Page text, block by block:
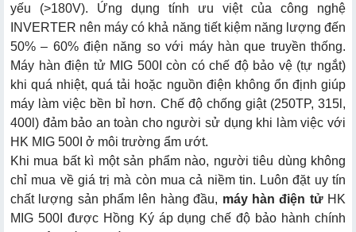
yếu (>180V). Ứng dụng tính ưu việt của công nghệ
INVERTER nên máy có khả năng tiết kiệm năng lượng đến
50% – 60% điện năng so với máy hàn que truyền thống.
Máy hàn điện tử MIG 500I còn có chế độ bảo vệ (tự ngắt)
khi quá nhiệt, quá tải hoặc nguồn điện không ổn định giúp
máy làm việc bền bỉ hơn. Chế độ chống giật (250TP, 315l,
400l) đảm bảo an toàn cho người sử dụng khi làm việc với
HK MIG 500I ở môi trường ẩm ướt.
Khi mua bất kì một sản phẩm nào, người tiêu dùng không
chỉ mua về giá trị mà còn mua cả niềm tin. Luôn đặt uy tín
chất lượng sản phẩm lên hàng đầu, máy hàn điện tửHK
MIG 500I được Hồng Ký áp dụng chế độ bảo hành chính